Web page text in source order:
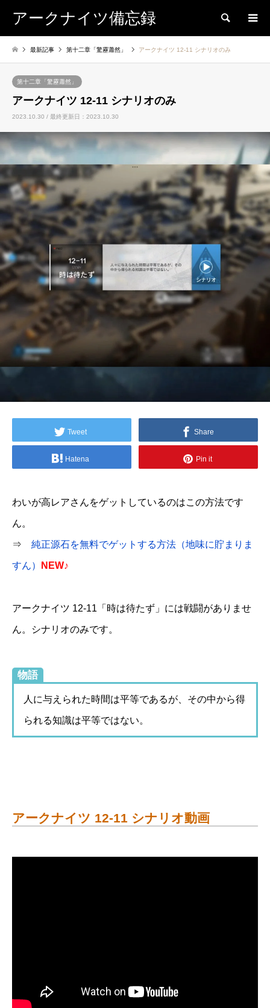
アークナイツ備忘録 検索
最新記事 第十二章「驚靂蕭然」 アークナイツ 12-11 シナリオのみ
第十二章「驚靂蕭然」
アークナイツ 12-11 シナリオのみ
2023.10.30 / 最終更新日：2023.10.30
Tweet Share
Hatena Pin it
わいが高レアさんをゲットしているのはこの方法です
ん。
⇒ 純正源石を無料でゲットする方法（地味に貯まりま
すん） NEW♪
アークナイツ 12-11「時は待たず」には戦闘がありませ
ん。シナリオのみです。
物語
人に与えられた時間は平等であるが、その中から得
られる知識は平等ではない。
アークナイツ 12-11 シナリオ動画